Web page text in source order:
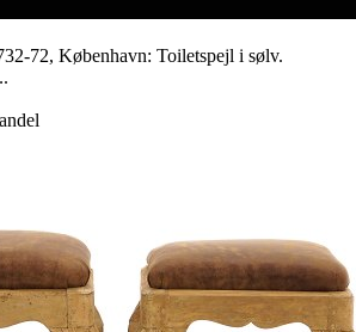
72, København: Toiletspejl i sølv.